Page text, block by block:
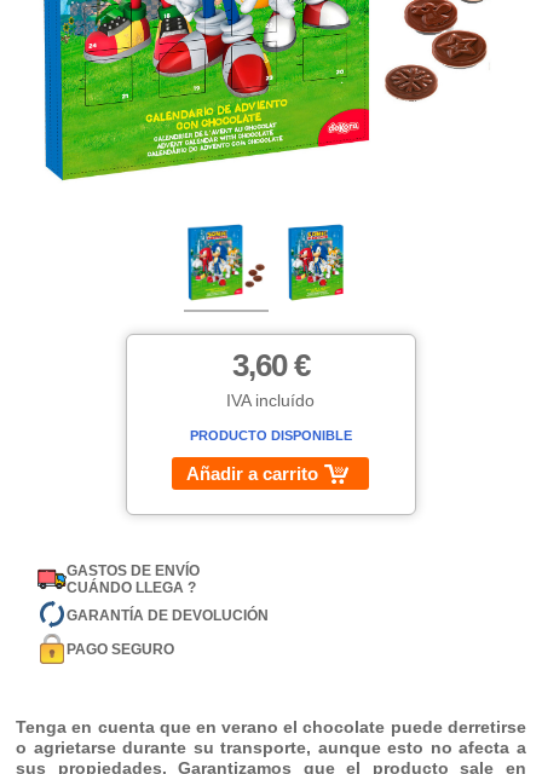
3,60 €
IVA incluído
PRODUCTO DISPONIBLE
Añadir a carrito
GASTOS DE ENVÍO
CUÁNDO LLEGA ?
GARANTÍA DE DEVOLUCIÓN
PAGO SEGURO
Tenga en cuenta que en verano el chocolate puede derretirse
o agrietarse durante su transporte, aunque esto no afecta a
sus propiedades. Garantizamos que el producto sale en